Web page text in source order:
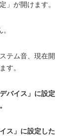
」が開けます。
テム音、現在開
す。
バイス」に設定
ス」に設定した